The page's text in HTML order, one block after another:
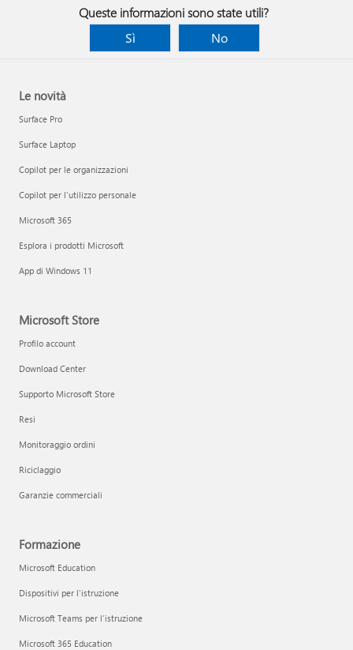
Queste informazioni sono state utili?
Sì
No
Le novità
Surface Pro
Surface Laptop
Copilot per le organizzazioni
Copilot per l'utilizzo personale
Microsoft 365
Esplora i prodotti Microsoft
App di Windows 11
Microsoft Store
Profilo account
Download Center
Supporto Microsoft Store
Resi
Monitoraggio ordini
Riciclaggio
Garanzie commerciali
Formazione
Microsoft Education
Dispositivi per l'istruzione
Microsoft Teams per l'istruzione
Microsoft 365 Education